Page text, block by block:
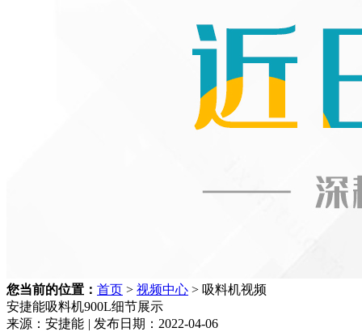
您当前的位置： 首页 > 视频中心 > 吸料机视频
安捷能吸料机900L细节展示
来源：安捷能 | 发布日期：2022-04-06